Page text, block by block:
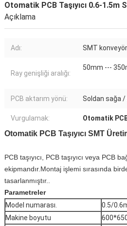
Otomatik PCB Taşıyıcı 0.6-1.5m
Açıklama
Adı: SMT
Ray genişliği aralığı:
50mm ---
PCB aktarım yönü: Soldan sağa
Vurgulamak: Otomatik PCB
Otomatik PCB Taşıyıcı SMT
PCB taşıyıcı, PCB taşıyıcı veya PCB
ekipmandır.Montaj işlemi sırasında
tasarlanmıştır..
Parametreler
Model numarası.
0.5/
Makine boyutu